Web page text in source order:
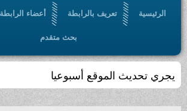
الرئيسية تعريف بالرابطة أعضاء الرابطة
بحث متقدم
يجري تحديث الموقع أسبوعيا